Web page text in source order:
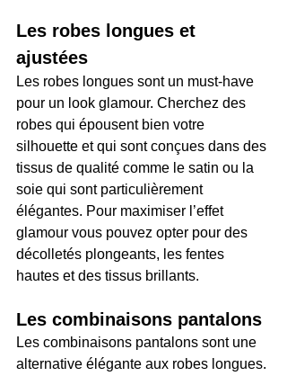
Les robes longues et
ajustées
Les robes longues sont un must-have
pour un look glamour. Cherchez des
robes qui épousent bien votre
silhouette et qui sont conçues dans des
tissus de qualité comme le satin ou la
soie qui sont particulièrement
élégantes. Pour maximiser l’effet
glamour vous pouvez opter pour des
décolletés plongeants, les fentes
hautes et des tissus brillants.
Les combinaisons pantalons
Les combinaisons pantalons sont une
alternative élégante aux robes longues.